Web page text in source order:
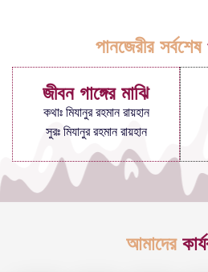
পানজেরীর সর্বশেষ
জীবন গাঙ্গের মাঝি
কথাঃ মিযানুর রহমান রায়হান
সুরঃ মিযানুর রহমান রায়হান
আমাদের